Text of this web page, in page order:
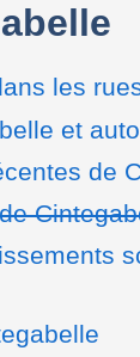
les
et
de